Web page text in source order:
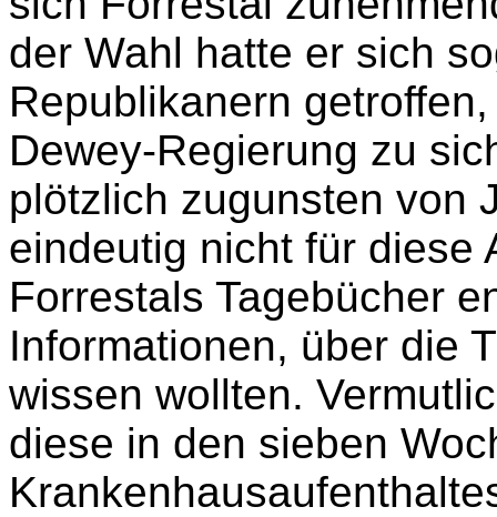
der Wahl hatte er sich
Republikanern
Dewey-Regierung zu
plötzlich zugunsten von
eindeutig nicht für diese
Forrestals Tagebücher
Informationen, über die
wissen wollten.
diese in den sieben